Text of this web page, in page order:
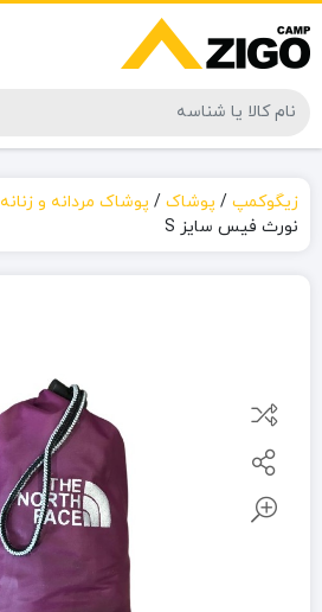
زیگوکمپ / پوشاک / پوشاک مردانه و زنانه
نورث فیس سایز S